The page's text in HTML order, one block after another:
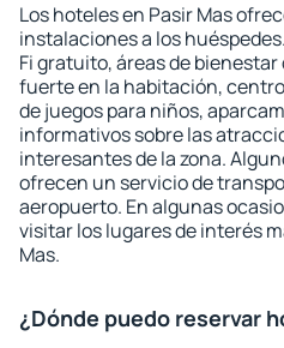
Los hoteles en Pasir Mas
instalaciones a los
Fi gratuito, áreas de
fuerte en la habitación,
de juegos para niños,
informativos sobre las
interesantes de la zona.
ofrecen un servicio de
aeropuerto. En algunas
visitar los lugares de interés
Mas.
¿Dónde puedo reservar